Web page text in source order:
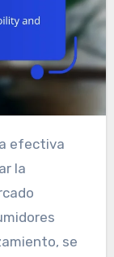
la
se